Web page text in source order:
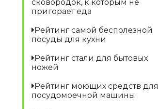
сковородок, к которым не
пригорает еда
Рейтинг самой бесполезной
посуды для кухни
Рейтинг стали для бытовых
ножей
Рейтинг моющих средств для
посудомоечной машины